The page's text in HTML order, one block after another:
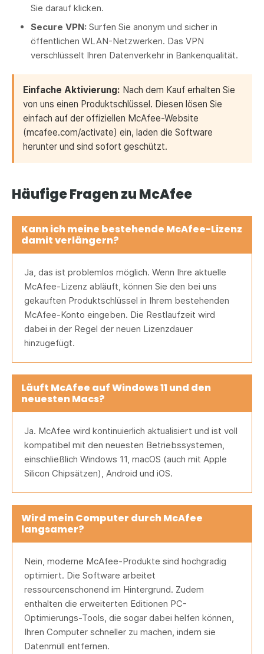
Sie darauf klicken.
Secure VPN: Surfen Sie anonym und sicher in
öffentlichen WLAN-Netzwerken. Das VPN
verschlüsselt Ihren Datenverkehr in Bankenqualität.
Einfache Aktivierung: Nach dem Kauf erhalten Sie
von uns einen Produktschlüssel. Diesen lösen Sie
einfach auf der offiziellen McAfee-Website
(mcafee.com/activate) ein, laden die Software
herunter und sind sofort geschützt.
Häufige Fragen zu McAfee
Kann ich meine bestehende McAfee-Lizenz
damit verlängern?
Ja, das ist problemlos möglich. Wenn Ihre aktuelle
McAfee-Lizenz abläuft, können Sie den bei uns
gekauften Produktschlüssel in Ihrem bestehenden
McAfee-Konto eingeben. Die Restlaufzeit wird
dabei in der Regel der neuen Lizenzdauer
hinzugefügt.
Läuft McAfee auf Windows 11 und den
neuesten Macs?
Ja. McAfee wird kontinuierlich aktualisiert und ist voll
kompatibel mit den neuesten Betriebssystemen,
einschließlich Windows 11, macOS (auch mit Apple
Silicon Chipsätzen), Android und iOS.
Wird mein Computer durch McAfee
langsamer?
Nein, moderne McAfee-Produkte sind hochgradig
optimiert. Die Software arbeitet
ressourcenschonend im Hintergrund. Zudem
enthalten die erweiterten Editionen PC-
Optimierungs-Tools, die sogar dabei helfen können,
Ihren Computer schneller zu machen, indem sie
Datenmüll entfernen.